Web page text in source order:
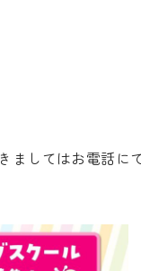
ましてはお電話に